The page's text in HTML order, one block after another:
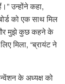
उन्होंने कहा,
को एक साथ मिल
और मुझे कुछ कहने के
मिला, “ब्रायंट ने
के अध्यक्ष को